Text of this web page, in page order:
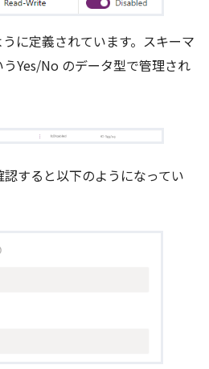
に定義されています。スキーマ
Yes/No のデータ型で管理され
すると以下のようになってい